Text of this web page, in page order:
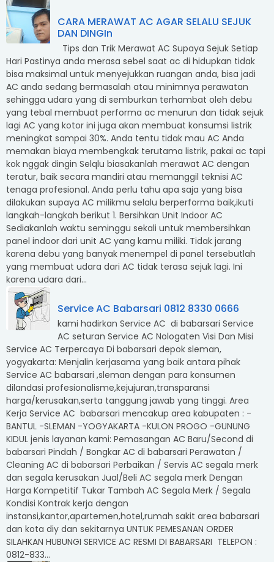
CARA MERAWAT AC AGAR SELALU SEJUK
DAN DINGIn
Tips dan Trik Merawat AC Supaya Sejuk Setiap
Hari Pastinya anda merasa sebel saat ac di hidupkan tidak
bisa maksimal untuk menyejukkan ruangan anda, bisa jadi
AC anda sedang bermasalah atau minimnya perawatan
sehingga udara yang di semburkan terhambat oleh debu
yang tebal membuat performa ac menurun dan tidak sejuk
lagi AC yang kotor ini juga akan membuat konsumsi listrik
meningkat sampai 30%. Anda tentu tidak mau AC Anda
memakan biaya membengkak terutama listrik, pakai ac tapi
kok nggak dingin Selqlu biasakanlah merawat AC dengan
teratur, baik secara mandiri atau memanggil teknisi AC
tenaga profesional. Anda perlu tahu apa saja yang bisa
dilakukan supaya AC milikmu selalu berperforma baik,ikuti
langkah-langkah berikut 1. Bersihkan Unit Indoor AC
Sediakanlah waktu seminggu sekali untuk membersihkan
panel indoor dari unit AC yang kamu miliki. Tidak jarang
karena debu yang banyak menempel di panel tersebutlah
yang membuat udara dari AC tidak terasa sejuk lagi. Ini
karena udara dari...
Service AC Babarsari 0812 8330 0666
kami hadirkan Service AC di babarsari Service
AC seturan Service AC Nologaten Visi Dan Misi
Service AC Terpercaya Di babarsari depok sleman,
yogyakarta: Menjalin kerjasama yang baik antara pihak
Service AC babarsari ,sleman dengan para konsumen
dilandasi profesionalisme,kejujuran,transparansi
harga/kerusakan,serta tanggung jawab yang tinggi. Area
Kerja Service AC babarsari mencakup area kabupaten : -
BANTUL -SLEMAN -YOGYAKARTA -KULON PROGO -GUNUNG
KIDUL jenis layanan kami: Pemasangan AC Baru/Second di
babarsari Pindah / Bongkar AC di babarsari Perawatan /
Cleaning AC di babarsari Perbaikan / Servis AC segala merk
dan segala kerusakan Jual/Beli AC segala merk Dengan
Harga Kompetitif Tukar Tambah AC Segala Merk / Segala
Kondisi Kontrak kerja dengan
instansi,kantor,apartemen,hotel,rumah sakit area babarsari
dan kota diy dan sekitarnya UNTUK PEMESANAN ORDER
SILAHKAN HUBUNGI SERVICE AC RESMI DI BABARSARI TELEPON :
0812-833...